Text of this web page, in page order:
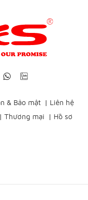
& Bảo mật | Liên hệ
| Thương mại | Hồ sơ